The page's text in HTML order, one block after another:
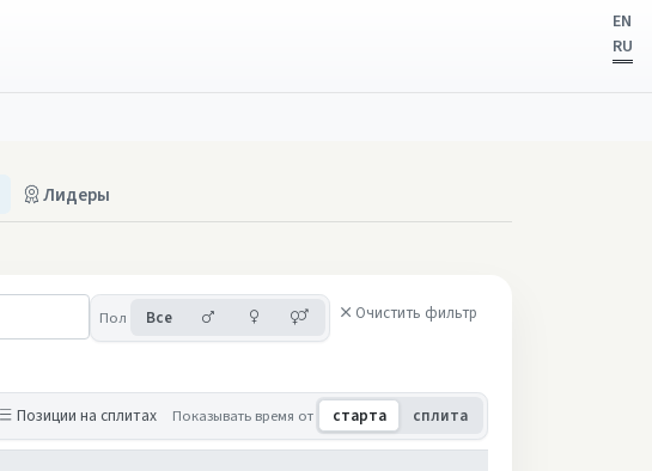
EN
RU
Лидеры
Пол Все МужчиныЖенщиныСмешанные команды
Очистить фильтр
Позиции на сплитах Показывать время от старта сплита